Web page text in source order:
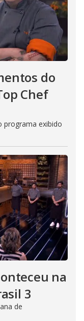
do
Chef
programa exibido
na
3
de